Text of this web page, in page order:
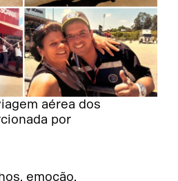
aérea dos
por
emoção,